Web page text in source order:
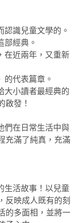
識兒童文學的。
經典。
在近兩年，又重新
代表篇章。
大小讀者最經典的
啟發！
們在日常生活中與
充滿了純真，充滿
生活故事！以兒童
反映成人既有的刻
的多面相，並將一